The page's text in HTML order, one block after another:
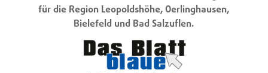
für die Region Leopoldshöhe, Oerlinghausen,
Bielefeld und Bad Salzuflen.